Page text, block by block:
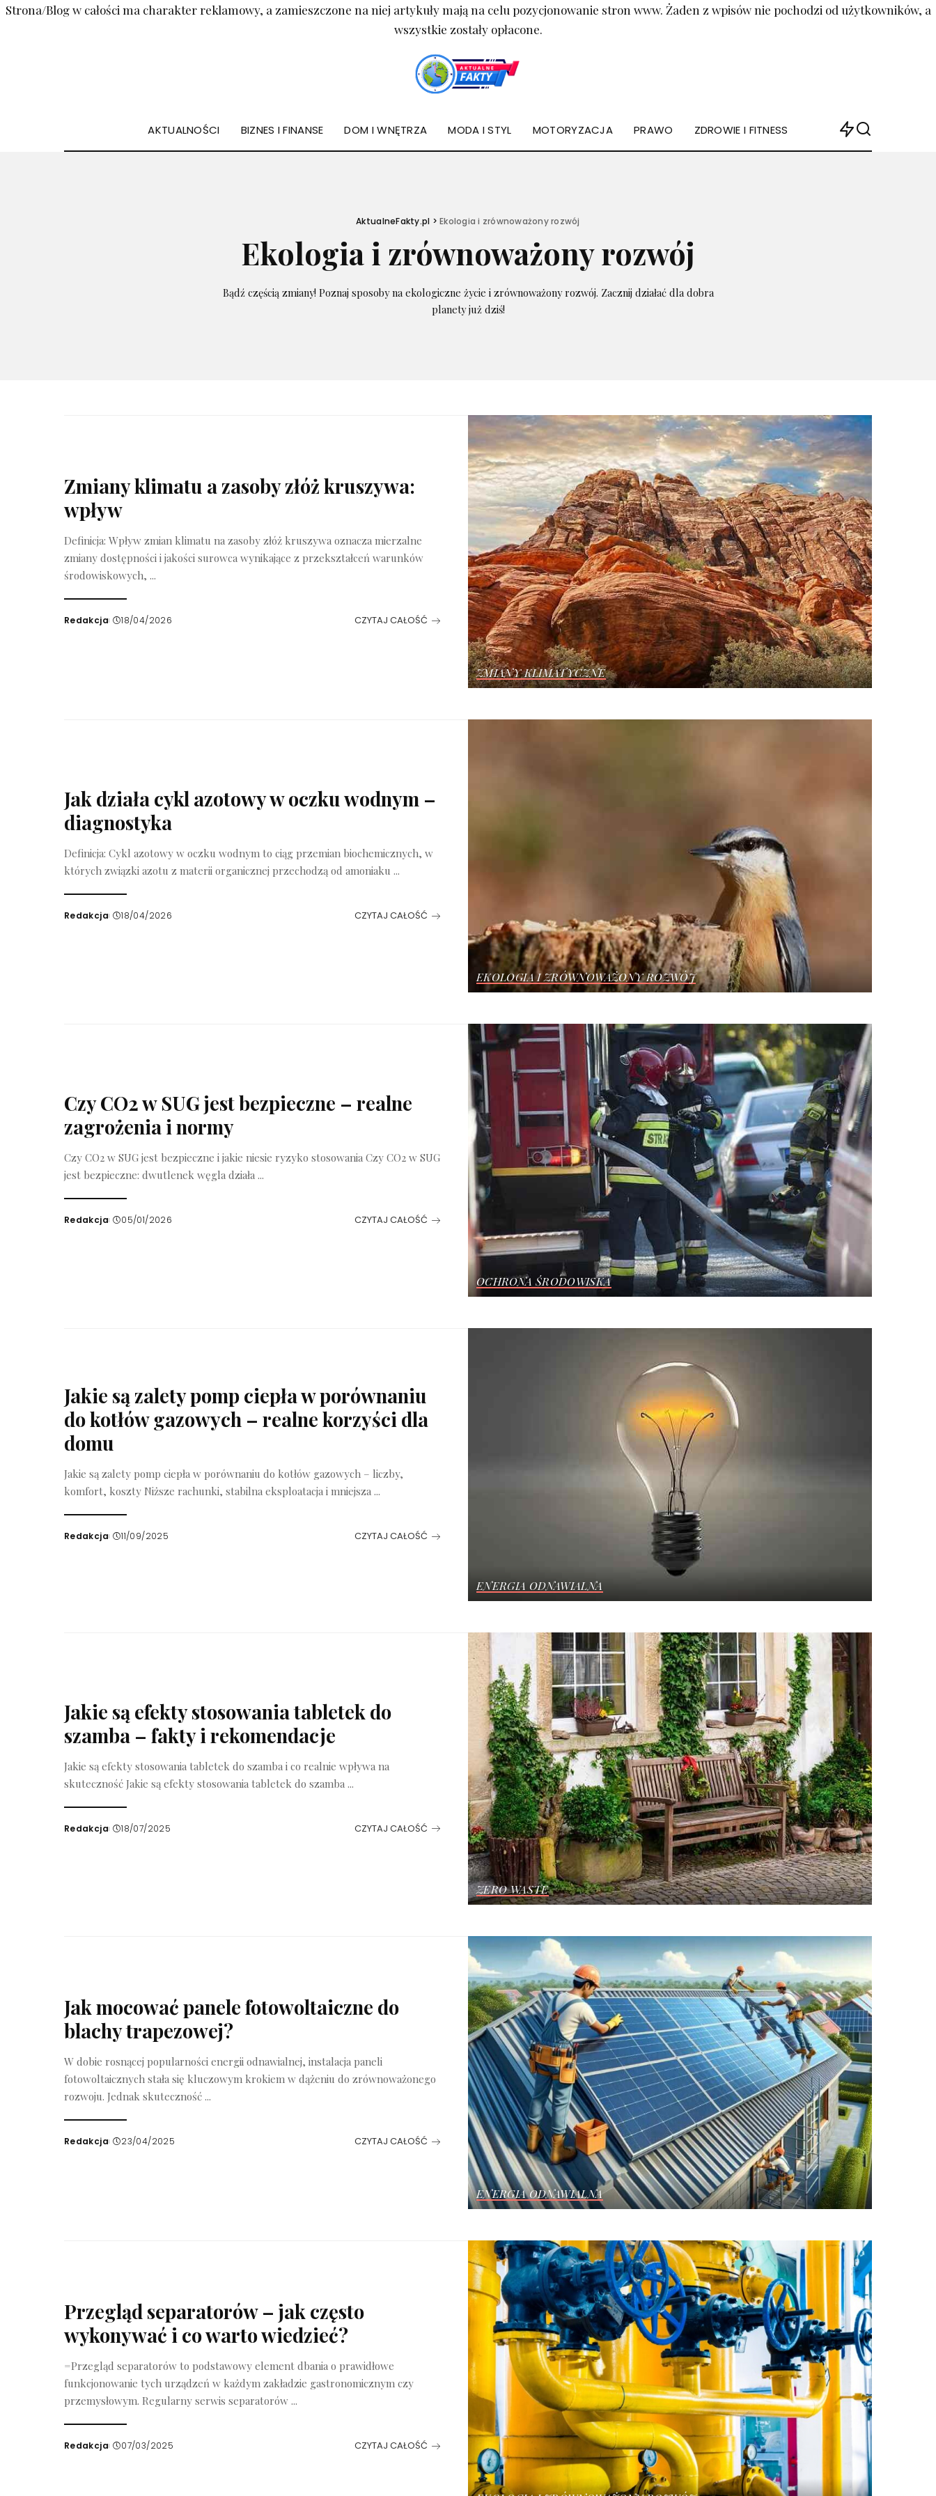
Strona/Blog w całości ma charakter reklamowy, a zamieszczone na niej artykuły mają na celu pozycjonowanie stron www. Żaden z wpisów nie pochodzi od użytkowników, a
wszystkie zostały opłacone.
AKTUALNOŚCI BIZNES I FINANSE DOM I WNĘTRZA MODA I STYL MOTORYZACJA PRAWO ZDROWIE I FITNESS
AktualneFakty.pl >Ekologia i zrównoważony rozwój
Ekologia i zrównoważony rozwój
Bądź częścią zmiany! Poznaj sposoby na ekologiczne życie i zrównoważony rozwój. Zacznij działać dla dobra
planety już dziś!
ZMIANY KLIMATYCZNE
Zmiany klimatu a zasoby złóż kruszywa:
wpływ
Definicja: Wpływ zmian klimatu na zasoby złóż kruszywa oznacza mierzalne
zmiany dostępności i jakości surowca wynikające z przekształceń warunków
środowiskowych, ...
Wysłany
Redakcja 18/04/2026 CZYTAJ CAŁOŚĆ
EKOLOGIA I ZRÓWNOWAŻONY ROZWÓJ
Jak działa cykl azotowy w oczku wodnym –
diagnostyka
Definicja: Cykl azotowy w oczku wodnym to ciąg przemian biochemicznych, w
których związki azotu z materii organicznej przechodzą od amoniaku ...
Wysłany
Redakcja 18/04/2026 CZYTAJ CAŁOŚĆ
OCHRONA ŚRODOWISKA
Czy CO2 w SUG jest bezpieczne – realne
zagrożenia i normy
Czy CO2 w SUG jest bezpieczne i jakie niesie ryzyko stosowania Czy CO2 w SUG
jest bezpieczne: dwutlenek węgla działa ...
Wysłany
Redakcja 05/01/2026 CZYTAJ CAŁOŚĆ
ENERGIA ODNAWIALNA
Jakie są zalety pomp ciepła w porównaniu
do kotłów gazowych – realne korzyści dla
domu
Jakie są zalety pomp ciepła w porównaniu do kotłów gazowych – liczby,
komfort, koszty Niższe rachunki, stabilna eksploatacja i mniejsza ...
Wysłany
Redakcja 11/09/2025 CZYTAJ CAŁOŚĆ
ZERO WASTE
Jakie są efekty stosowania tabletek do
szamba – fakty i rekomendacje
Jakie są efekty stosowania tabletek do szamba i co realnie wpływa na
skuteczność Jakie są efekty stosowania tabletek do szamba ...
Wysłany
Redakcja 18/07/2025 CZYTAJ CAŁOŚĆ
ENERGIA ODNAWIALNA
Jak mocować panele fotowoltaiczne do
blachy trapezowej?
W dobie rosnącej popularności energii odnawialnej, instalacja paneli
fotowoltaicznych stała się kluczowym krokiem w dążeniu do zrównoważonego
rozwoju. Jednak skuteczność ...
Wysłany
Redakcja 23/04/2025 CZYTAJ CAŁOŚĆ
Przegląd separatorów – jak często
wykonywać i co warto wiedzieć?
=Przegląd separatorów to podstawowy element dbania o prawidłowe
funkcjonowanie tych urządzeń w każdym zakładzie gastronomicznym czy
przemysłowym. Regularny serwis separatorów ...
Wysłany
Redakcja 07/03/2025 CZYTAJ CAŁOŚĆ